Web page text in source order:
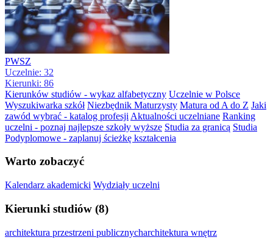
PWSZ
Uczelnie: 32
Kierunki: 86
Kierunków studiów - wykaz alfabetyczny Uczelnie w Polsce
Wyszukiwarka szkół Niezbędnik Maturzysty Matura od A do Z Jaki
zawód wybrać - katalog profesji Aktualności uczelniane Ranking
uczelni - poznaj najlepsze szkoły wyższe Studia za granicą Studia
Podyplomowe - zaplanuj ścieżkę kształcenia
Warto zobaczyć
Kalendarz akademicki Wydziały uczelni
Kierunki studiów (8)
architektura przestrzeni publicznycharchitektura wnętrz